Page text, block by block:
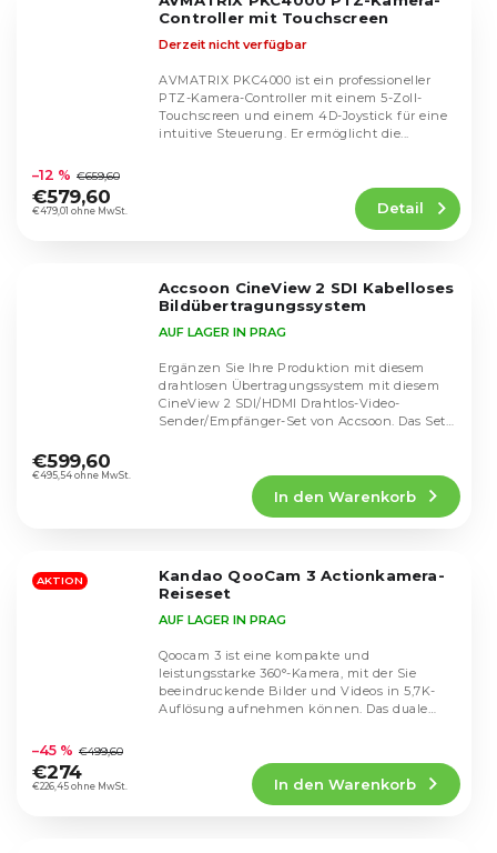
Controller mit Touchscreen
durchschnittliche
Produktbewertung
ist
Derzeit nicht verfügbar
€479,01 ohne MwSt.
–12 % €659,60
€579,60 Detail
AVMATRIX PKC4000 ist ein professioneller
PTZ-Kamera-Controller mit einem 5-Zoll-
Touchscreen und einem 4D-Joystick für eine
intuitive Steuerung. Er ermöglicht die...
Accsoon CineView 2 SDI Kabelloses
Bildübertragungssystem
durchschnittliche
Produktbewertung
Sternen.
AUF LAGER IN PRAG
€495,54 ohne MwSt.
€599,60
In den Warenkorb
Ergänzen Sie Ihre Produktion mit diesem
drahtlosen Übertragungssystem mit diesem
CineView 2 SDI/HDMI Drahtlos-Video-
Sender/Empfänger-Set von Accsoon. Das Set
AKTION
Kandao QooCam 3 Actionkamera-
Reiseset
durchschnittliche
Produktbewertung
ist
AUF LAGER IN PRAG
€226,45 ohne MwSt.
–45 % €499,60
€274
In den Warenkorb
Qoocam 3 ist eine kompakte und
leistungsstarke 360°-Kamera, mit der Sie
beeindruckende Bilder und Videos in 5,7K-
Auflösung aufnehmen können. Das duale